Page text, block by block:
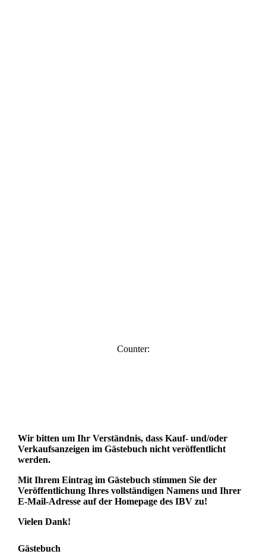
Counter:
Wir bitten um Ihr Verständnis, dass Kauf- und/oder
Verkaufsanzeigen im Gästebuch nicht veröffentlicht
werden.
Mit Ihrem Eintrag im Gästebuch stimmen Sie der
Veröffentlichung Ihres vollständigen Namens und Ihrer
E-Mail-Adresse auf der Homepage des IBV zu!
Vielen Dank!
Gästebuch